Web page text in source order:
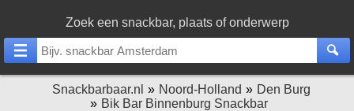
Zoek een snackbar, plaats of onderwerp
Snackbarbaar.nl Noord-Holland
Den Burg
Bik Bar Binnenburg Snackbar